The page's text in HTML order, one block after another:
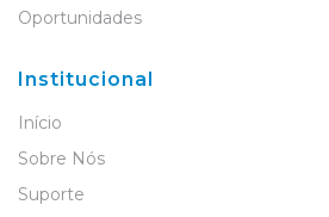
Oportunidades
Institucional
Início
Sobre Nós
Suporte